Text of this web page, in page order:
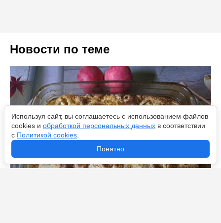
Новости по теме
Используя сайт, вы соглашаетесь с использованием файлов
cookies и обработкой персональных данных в соответствии
с Политикой cookies
Понятно